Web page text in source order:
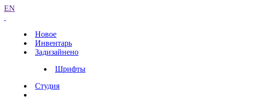
EN
Новое
Инвентарь
Задизайнено
Шрифты
Студия